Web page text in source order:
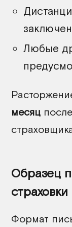
Любые
месяц
Образец
Формат